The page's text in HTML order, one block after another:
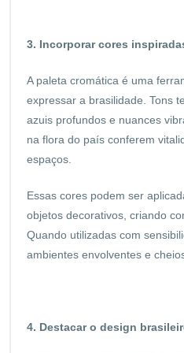
3. Incorporar cores
A paleta cromática é uma
expressar a brasilidade. Tons
azuis profundos e nuances
na flora do país conferem
espaços.
Essas cores podem ser
objetos decorativos, criando
Quando utilizadas com
ambientes envolventes e
4. Destacar o design